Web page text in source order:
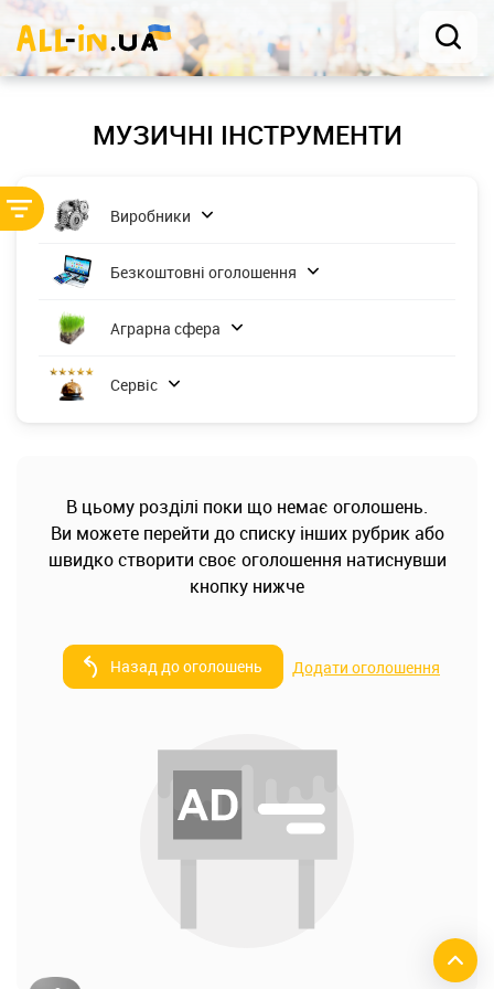
МУЗИЧНІ ІНСТРУМЕНТИ
Виробники
Безкоштовні оголошення
Аграрна сфера
Сервіс
В цьому розділі поки що немає оголошень.
Ви можете перейти до списку інших рубрик або
швидко створити своє оголошення натиснувши
кнопку нижче
Назад до оголошень Додати оголошення